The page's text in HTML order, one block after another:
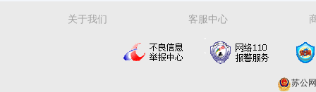
关于我们 客服中心
苏公